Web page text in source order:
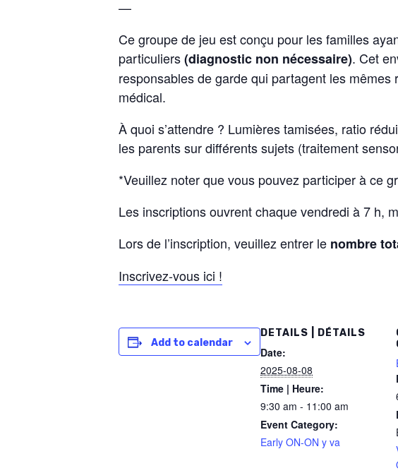
—
Ce groupe de jeu est conçu pour les familles
particuliers(diagnostic non nécessaire). Cet
responsables de garde qui partagent les
médical.
À quoi s’attendre ? Lumières tamisées, ratio
les parents sur différents sujets (traitement
*Veuillez noter que vous pouvez participer à ce
Les inscriptions ouvrent chaque vendredi à 7 h,
Lors de l’inscription, veuillez entrer le nombre
Inscrivez-vous ici !
Add to calendar
DETAILS | DÉTAILS
Date:
2025-08-08
Time | Heure:
9:30 am - 11:00 am
Event Category:
Early ON-ON y va